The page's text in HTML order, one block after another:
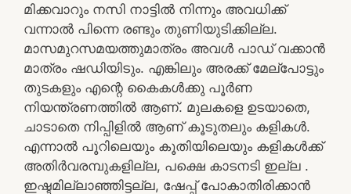
മിക്കവാറും നസി നാട്ടിൽ നിന്നും അവധിക്ക്
വന്നാൽ പിന്നെ രണ്ടും തുണിയുടിക്കില്ല.
മാസമുറസമയത്തുമാത്രം അവൾ പാഡ് വക്കാൻ
മാത്രം ഷഡിയിടും. എങ്കിലും അരക്ക് മേല്പോട്ടും
തുടകളും എന്റെ കൈകൾക്കു പൂർണ
നിയന്ത്രണത്തിൽ ആണ്. മുലകളെ ഉടയാതെ,
ചാടാതെ നിപ്പിളിൽ ആണ് കൂടുതലും കളികൾ.
എന്നാൽ പൂറിലെയും കൂതിയിലെയും കളികൾക്ക്
അതിർവരമ്പുകളില്ല, പക്ഷെ കാടനടി ഇല്ല .
ഇഷ്ടമില്ലാഞ്ഞിട്ടല്ല, ഷേപ്പ് പോകാതിരിക്കാൻ